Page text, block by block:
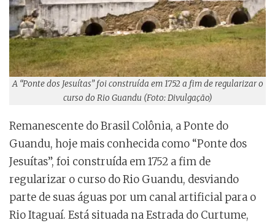
A “Ponte dos Jesuítas” foi construída em 1752 a fim de regularizar o
curso do Rio Guandu (Foto: Divulgação)
Remanescente do Brasil Colônia, a Ponte do
Guandu, hoje mais conhecida como “Ponte dos
Jesuítas”, foi construída em 1752 a fim de
regularizar o curso do Rio Guandu, desviando
parte de suas águas por um canal artificial para o
Rio Itaguaí. Está situada na Estrada do Curtume,